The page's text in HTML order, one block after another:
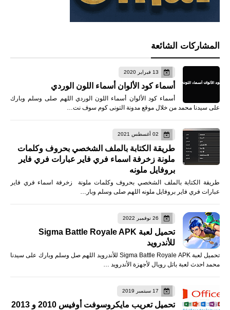
المشاركات الشائعة
13 فبراير 2020
أسماء كود الألوان أسماء اللون الوردي
أسماء كود الألوان أسماء اللون الوردي اللهم صلى وسلم وبارك
على سيدنا محمد من خلال موقع مدونة التونى كوم سوف نت…
02 أغسطس 2021
طريقة الكتابة بالملف الشخصي بحروف وكلمات
ملونة زخرفة اسماء فري فاير عبارات فري فاير
بروفايل ملونه
طريقة الكتابة بالملف الشخصي بحروف وكلمات ملونة زخرفة اسماء فري فاير
عبارات فري فاير بروفايل ملونه اللهم صلى وسلم وبار…
26 نوفمبر 2022
تحميل لعبة Sigma Battle Royale APK
للأندرويد
تحميل لعبة Sigma Battle Royale APK للأندرويد اللهم صل وسلم وبارك على سيدنا
محمد احدث لعبة باتل رويال لأجهزة الأندرويد …
17 سبتمبر 2019
تحميل تعريب مايكروسوفت أوفيس 2010 و 2013